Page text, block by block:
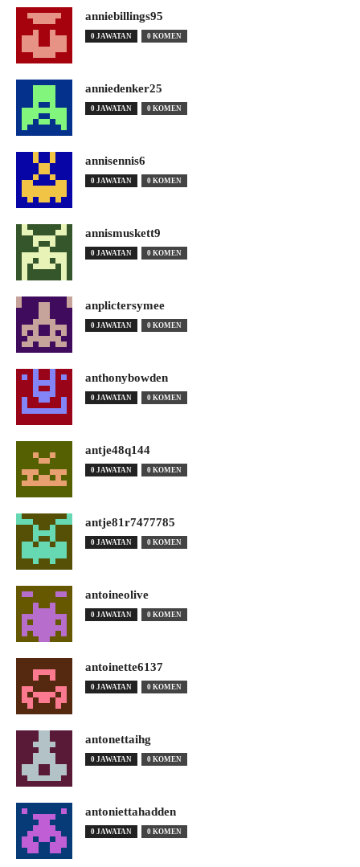
anniebillings95
0 JAWATAN 0 KOMEN
anniedenker25
0 JAWATAN 0 KOMEN
annisennis6
0 JAWATAN 0 KOMEN
annismuskett9
0 JAWATAN 0 KOMEN
anplictersymee
0 JAWATAN 0 KOMEN
anthonybowden
0 JAWATAN 0 KOMEN
antje48q144
0 JAWATAN 0 KOMEN
antje81r7477785
0 JAWATAN 0 KOMEN
antoineolive
0 JAWATAN 0 KOMEN
antoinette6137
0 JAWATAN 0 KOMEN
antonettaihg
0 JAWATAN 0 KOMEN
antoniettahadden
0 JAWATAN 0 KOMEN